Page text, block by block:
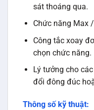
sát thoáng qua.
Chức năng Max
Công tắc xoay
chọn chức năng.
Lý tưởng cho
đổi đông đúc
Thông số kỹ thuật: